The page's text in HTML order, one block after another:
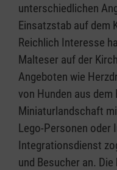
unterschiedlichen
Einsatzstab auf dem
Reichlich Interesse
Malteser auf der
Angeboten wie
von Hunden aus
Miniaturlandschaft
Lego-Personen oder
Integrationsdienst
und Besucher an.